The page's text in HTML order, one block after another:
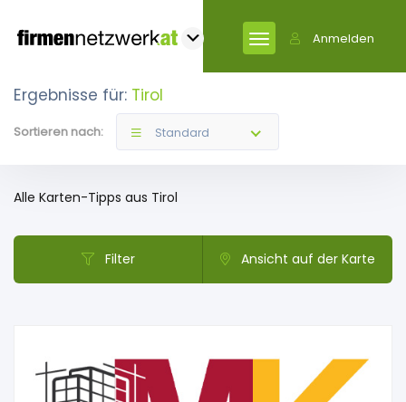
Anmelden
Ergebnisse für: Tirol
Sortieren nach: Standard
Alle Karten-Tipps aus Tirol
Filter Ansicht auf der Karte